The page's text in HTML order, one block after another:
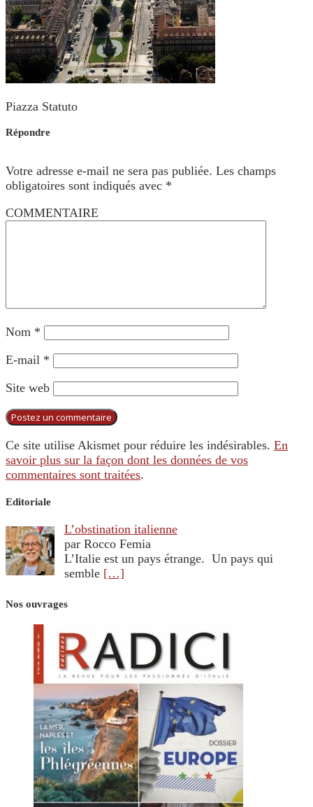
Piazza Statuto
Répondre
Votre adresse e-mail ne sera pas publiée. Les champs
obligatoires sont indiqués avec *
COMMENTAIRE
Nom *
E-mail *
Site web
Ce site utilise Akismet pour réduire les indésirables. En
savoir plus sur la façon dont les données de vos
commentaires sont traitées.
Editoriale
L’obstination italienne
par Rocco Femia
L’Italie est un pays étrange. Un pays qui
semble […]
Nos ouvrages